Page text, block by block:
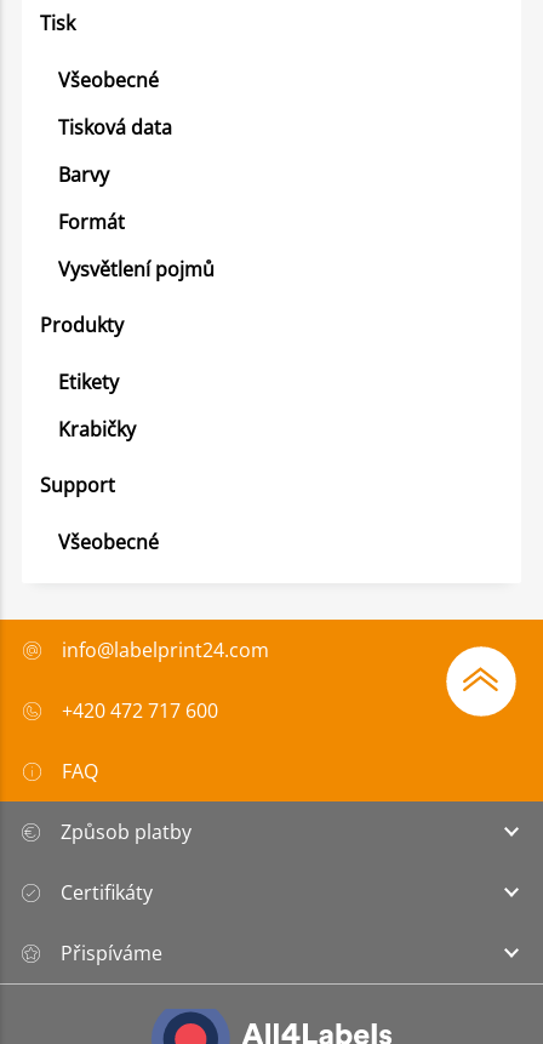
Tisk
Všeobecné
Tisková data
Barvy
Formát
Vysvětlení pojmů
Produkty
Etikety
Krabičky
Support
Všeobecné
info@labelprint24.com
+420 472 717 600
FAQ
Způsob platby
Certifikáty
Přispíváme